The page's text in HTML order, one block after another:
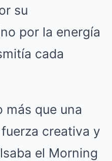
su
por la energía
cada
más que una
creativa y
el Morning